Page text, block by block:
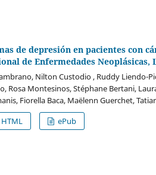
de depresión en pacientes con
de Enfermedades Neoplásicas,
Nilton Custodio , Ruddy Liendo-
Rosa Montesinos, Stéphane Bertani,
Fiorella Baca, Maëlenn Guerchet,
HTML ePub